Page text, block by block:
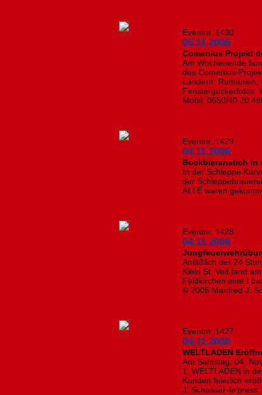
Eventnr. 1430
05.11.2006
Comenius Projekt
Am Wochenende
des Comenius-
Ländern: Rumänien,
Fensterguckerfotos:
Mobil: 0650/40 20
Eventnr. 1429
04.11.2006
Bockbieranstich in
In der Schleppe
der
ALLE waren
Eventnr. 1428
04.11.2006
Anläßlich der 24
Klein St. Veit fand
Feldkirchen eine
© 2006 Manfred J.
Eventnr. 1427
04.11.2006
WELTLADEN
Am Samstag, 04.
1. WELTLADEN in
Kunden feierlich
J. Schusser-